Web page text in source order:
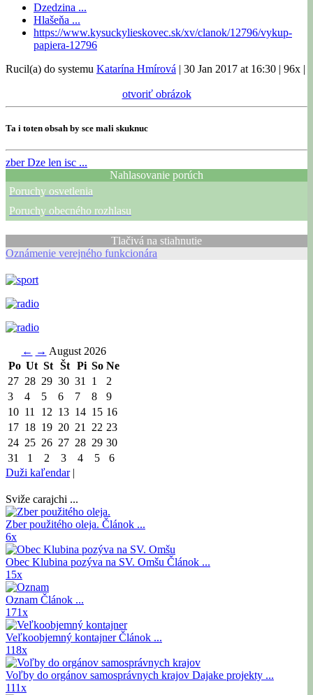
Dzedzina ...
Hlašeňa ...
https://www.kysuckylieskovec.sk/xv/clanok/12796/vykup-
papiera-12796
Rucil(a) do systemu Katarína Hmírová | 30 Jan 2017 at 16:30 | 96x |
otvoriť obrázok
Ta i toten obsah by sce mali skuknuc
zberDze len isc ...
Nahlasovanie porúch
Poruchy osvetlenia
Poruchy obecného rozhlasu
Tlačivá na stiahnutie
Oznámenie verejného funkcionára
← → August 2026
Po Ut St Št Pi So Ne
27 28 29 30 31 1
2
3
4 5 6 7 8
9
10 11 12 13 14 15 16
17 18 19 20 21 22 23
24 25 26 27 28 29 30
31
1 2 3 4 5
6
Duži kaľendar|
Sviže carajchi ...
Zber použitého oleja. Článok ...
6x
Obec Klubina pozýva na SV. Omšu Článok ...
15x
Oznam Článok ...
171x
Veľkoobjemný kontajnerČlánok ...
118x
Voľby do orgánov samosprávnych krajov Dajake projekty ...
111x